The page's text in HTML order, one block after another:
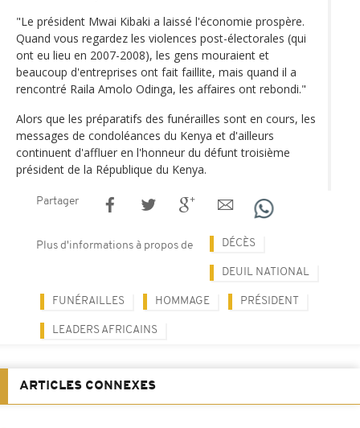
"Le président Mwai Kibaki a laissé l'économie prospère.
Quand vous regardez les violences post-électorales (qui
ont eu lieu en 2007-2008), les gens mouraient et
beaucoup d'entreprises ont fait faillite, mais quand il a
rencontré Raila Amolo Odinga, les affaires ont rebondi."
Alors que les préparatifs des funérailles sont en cours, les
messages de condoléances du Kenya et d'ailleurs
continuent d'affluer en l'honneur du défunt troisième
président de la République du Kenya.
Partager
Plus d'informations à propos de DÉCÈS
DEUIL NATIONAL
FUNÉRAILLES HOMMAGE PRÉSIDENT
LEADERS AFRICAINS
ARTICLES CONNEXES